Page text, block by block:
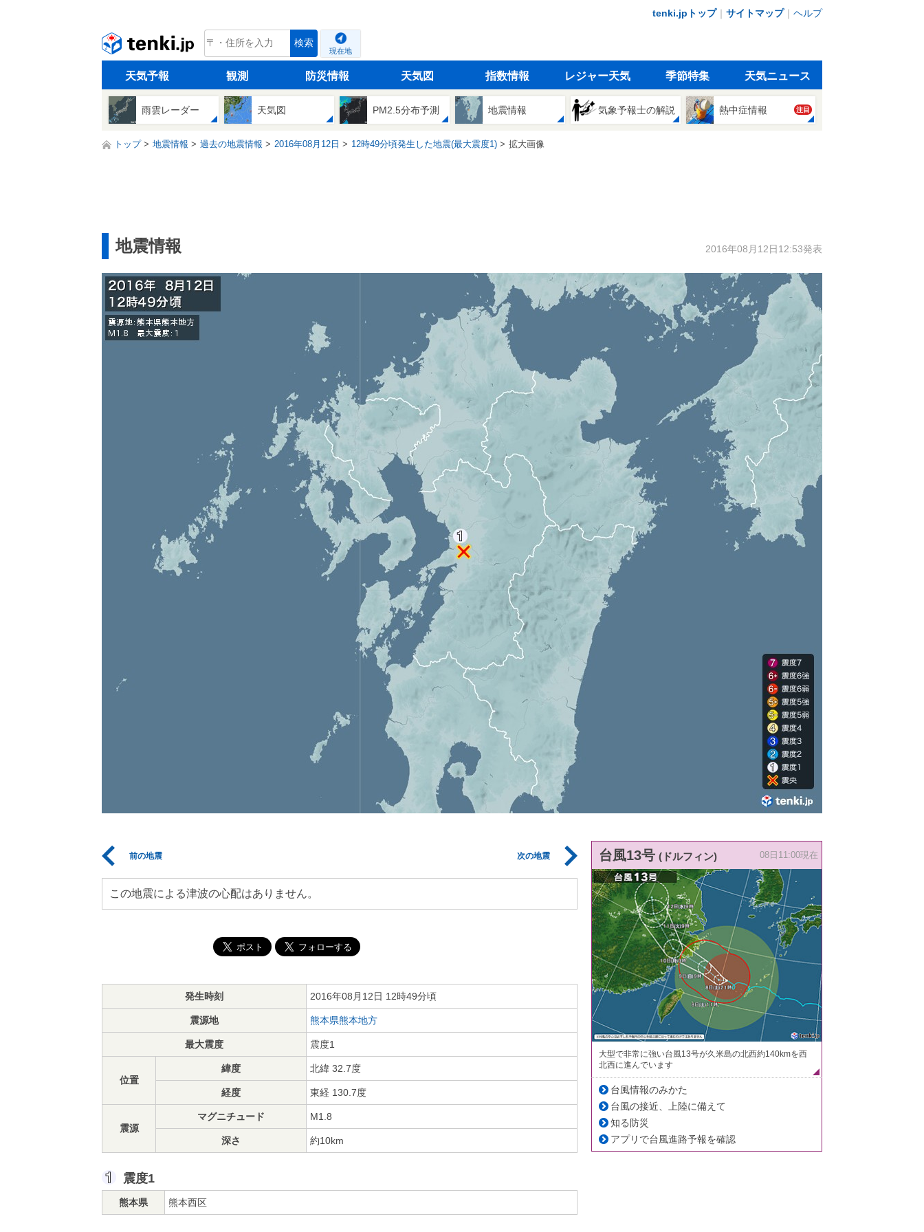
tenki.jpトップ｜ サイトマップ｜ ヘルプ
tenki.jp 検索
現在地
天気予報 観測 防災情報 天気図 指数情報 レジャー天気 季節特集 天気ニュース
雨雲レーダー 天気図 PM2.5分布予測 地震情報 気象予報士の解説 熱中症情報 注目
トップ 地震情報 過去の地震情報 2016年08月12日 12時49分頃発生した地震(最大震度1) 拡大画像
地震情報 2016年08月12日12:53発表
前の地震 次の地震
この地震による津波の心配はありません。
発生時刻 2016年08月12日 12時49分頃
震源地 熊本県熊本地方
最大震度 震度1
位置
緯度 北緯 32.7度
経度 東経 130.7度
震源
マグニチュード M1.8
深さ 約10km
震度1
熊本県 熊本西区
台風13号 (ドルフィン) 08日11:00現在
大型で非常に強い台風13号が久米島の北西約140kmを西
北西に進んでいます
台風情報のみかた
台風の接近、上陸に備えて
知る防災
アプリで台風進路予報を確認